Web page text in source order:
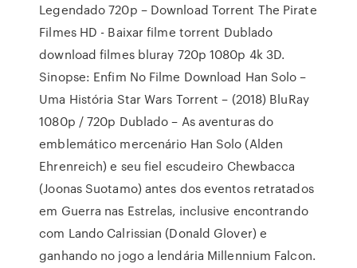
Legendado 720p – Download Torrent The Pirate
Filmes HD - Baixar filme torrent Dublado
download filmes bluray 720p 1080p 4k 3D.
Sinopse: Enfim No Filme Download Han Solo –
Uma História Star Wars Torrent – (2018) BluRay
1080p / 720p Dublado – As aventuras do
emblemático mercenário Han Solo (Alden
Ehrenreich) e seu fiel escudeiro Chewbacca
(Joonas Suotamo) antes dos eventos retratados
em Guerra nas Estrelas, inclusive encontrando
com Lando Calrissian (Donald Glover) e
ganhando no jogo a lendária Millennium Falcon.